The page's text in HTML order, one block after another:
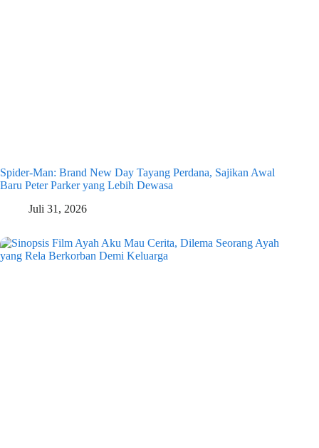
Spider-Man: Brand New Day Tayang Perdana, Sajikan Awal
Baru Peter Parker yang Lebih Dewasa
Juli 31, 2026